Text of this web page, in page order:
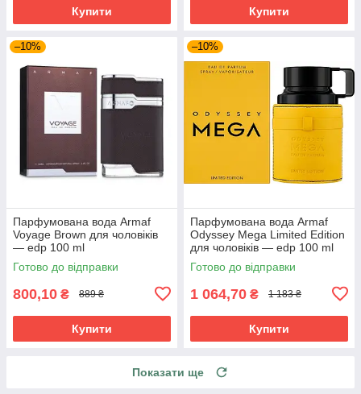
Купити Купити
–10%
Парфумована вода Armaf
Voyage Brown для чоловіків
— edp 100 ml
Готово до відправки
800,10 ₴ 889 ₴
Купити
–10%
Парфумована вода Armaf
Odyssey Mega Limited Edition
для чоловіків — edp 100 ml
Готово до відправки
1 064,70 ₴ 1 183 ₴
Купити
Показати ще